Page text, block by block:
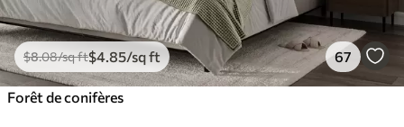
$8.08/sq ft$4 .85/sq ft 67
Forêt de conifères